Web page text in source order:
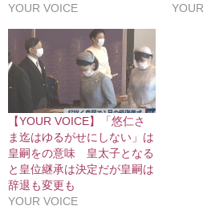
YOUR VOICE
【YOUR VOICE】「悠仁さ
ま迄はゆるがせにしない」は
皇嗣をの意味 皇太子となる
と皇位継承は決定だが皇嗣は
辞退も変更も
YOUR VOICE